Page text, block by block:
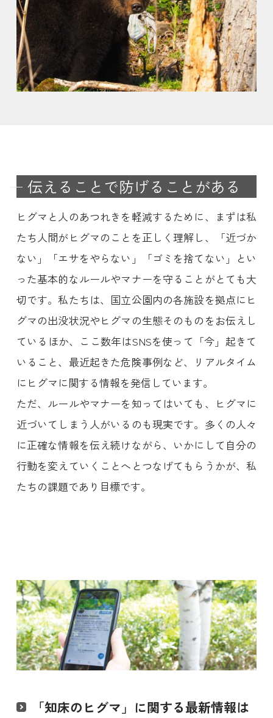
伝えることで防げることがある
ヒグマと人のあつれきを軽減するために、まずは私
たち人間がヒグマのことを正しく理解し、「近づか
ない」「エサをやらない」「ゴミを捨てない」とい
った基本的なルールやマナーを守ることがとても大
切です。私たちは、国立公園内の各施設を拠点にヒ
グマの出没状況やヒグマの生態そのものをお伝えし
ているほか、ここ数年はSNSを使って「今」起きて
いること、最近起きた危険事例など、リアルタイム
にヒグマに関する情報を発信しています。
ただ、ルールやマナーを知ってはいても、ヒグマに
近づいてしまう人がいるのも現実です。多くの人々
に正確な情報を伝え続けながら、いかにして自分の
行動を変えていくことへとつなげてもらうかが、私
たちの課題であり目標です。
「知床のヒグマ」に関する最新情報は